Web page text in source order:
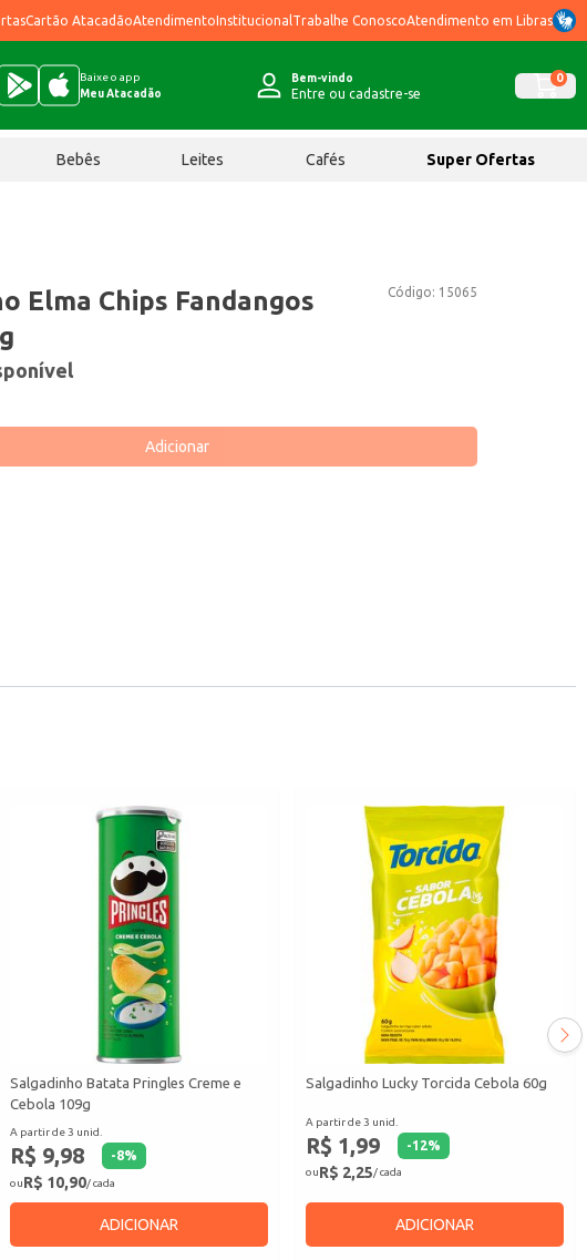
Cartão AtacadãoAtendimentoInstitucional Trabalhe ConoscoAtendimento em Libras
Baixe o app
Meu Atacadão
Bem-vindo
Entre ou cadastre-se
0
Bebês Leites Cafés Super Ofertas
Código: 15065
Elma Chips Fandangos
Adicionar
Salgadinho Batata Pringles Creme e
Cebola 109g
A partir de 3 unid.
R$ 9,98 -8%
ouR$ 10,90/ cada
ADICIONAR
Salgadinho Lucky Torcida Cebola 60g
A partir de 3 unid.
R$ 1,99 -12%
ouR$ 2,25/ cada
ADICIONAR